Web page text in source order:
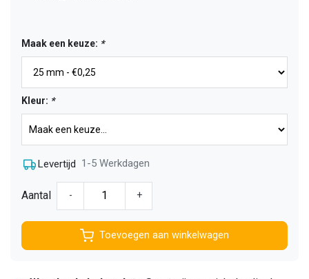
Maak een keuze: *
Kleur: *
Levertijd 1-5 Werkdagen
Aantal - +
Toevoegen aan winkelwagen